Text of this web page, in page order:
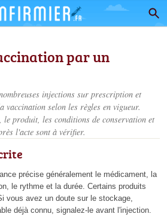
par un
injections sur prescription et
vaccination selon les règles en vigueur.
le produit, les conditions de conservation et
l'acte sont à vérifier.
précise généralement le médicament, la
le rythme et la durée. Certains produits
vous avez un doute sur le stockage,
déjà connu, signalez-le avant l'injection.